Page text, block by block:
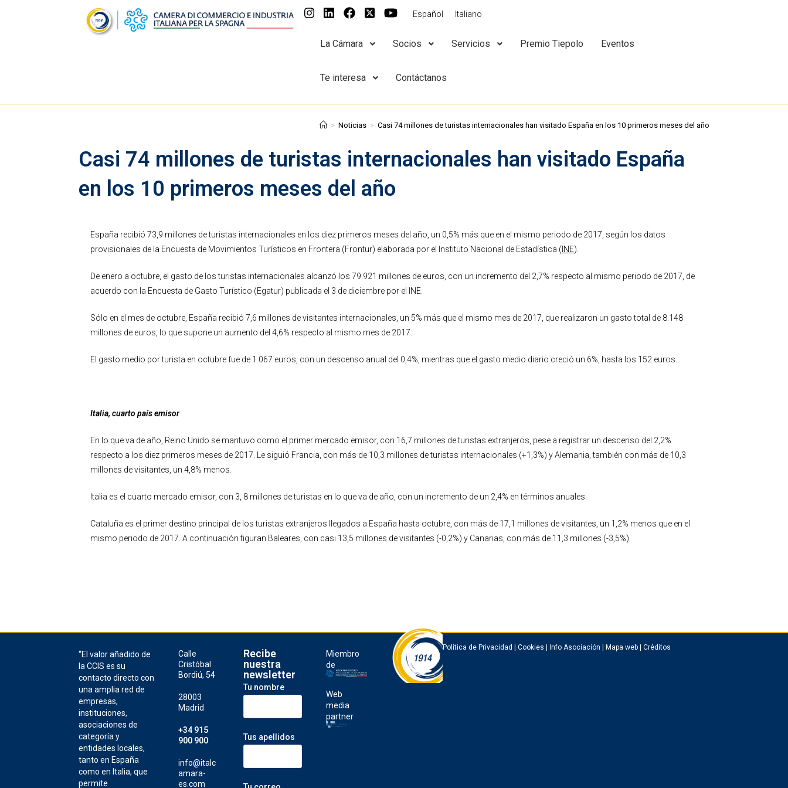
Español Italiano
La Cámara Socios Servicios Premio Tiepolo Eventos
Te interesa Contáctanos
Casi 74 millones de turistas internacionales han visitado España
en los 10 primeros meses del año
> Noticias > Casi 74 millones de turistas internacionales han visitado España en los 10 primeros meses del año
España recibió 73,9 millones de turistas internacionales en los diez primeros meses del año, un 0,5% más que en el mismo periodo de 2017, según los datos
provisionales de la Encuesta de Movimientos Turísticos en Frontera (Frontur) elaborada por el Instituto Nacional de Estadística ( INE).
De enero a octubre, el gasto de los turistas internacionales alcanzó los 79.921 millones de euros, con un incremento del 2,7% respecto al mismo periodo de 2017, de
acuerdo con la Encuesta de Gasto Turístico (Egatur) publicada el 3 de diciembre por el INE.
Sólo en el mes de octubre, España recibió 7,6 millones de visitantes internacionales, un 5% más que el mismo mes de 2017, que realizaron un gasto total de 8.148
millones de euros, lo que supone un aumento del 4,6% respecto al mismo mes de 2017.
El gasto medio por turista en octubre fue de 1.067 euros, con un descenso anual del 0,4%, mientras que el gasto medio diario creció un 6%, hasta los 152 euros.
Italia, cuarto país emisor
En lo que va de año, Reino Unido se mantuvo como el primer mercado emisor, con 16,7 millones de turistas extranjeros, pese a registrar un descenso del 2,2%
respecto a los diez primeros meses de 2017. Le siguió Francia, con más de 10,3 millones de turistas internacionales (+1,3%) y Alemania, también con más de 10,3
millones de visitantes, un 4,8% menos.
Italia es el cuarto mercado emisor, con 3, 8 millones de turistas en lo que va de año, con un incremento de un 2,4% en términos anuales.
Cataluña es el primer destino principal de los turistas extranjeros llegados a España hasta octubre, con más de 17,1 millones de visitantes, un 1,2% menos que en el
mismo periodo de 2017. A continuación figuran Baleares, con casi 13,5 millones de visitantes (-0,2%) y Canarias, con más de 11,3 millones (-3,5%).
“El valor añadido de
la CCIS es su
contacto directo con
una amplia red de
empresas,
instituciones,
asociaciones de
categoría y
entidades locales,
tanto en España
como en Italia, que
permite
Calle
Cristóbal
Bordiú, 54
28003
Madrid
+34 915
900 900
info@italc
amara-
es.com
Recibe
nuestra
newsletter
Tu nombre
Tus apellidos
Miembro
de
Web
media
partner
Política de Privacidad |Cookies |Info Asociación |Mapa web |Créditos